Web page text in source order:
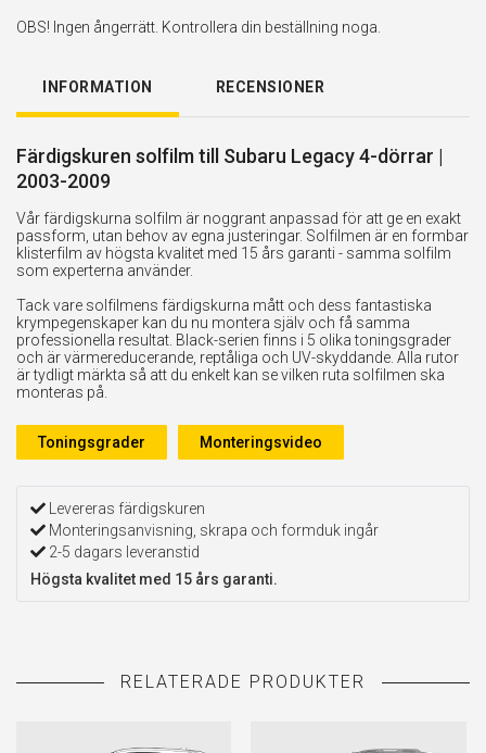
OBS! Ingen ångerrätt. Kontrollera din beställning noga.
INFORMATION RECENSIONER
Färdigskuren solfilm till Subaru Legacy 4-dörrar |
2003-2009
Vår färdigskurna solfilm är noggrant anpassad för att ge en exakt
passform, utan behov av egna justeringar. Solfilmen är en formbar
klisterfilm av högsta kvalitet med 15 års garanti - samma solfilm
som experterna använder.
Tack vare solfilmens färdigskurna mått och dess fantastiska
krympegenskaper kan du nu montera själv och få samma
professionella resultat. Black-serien finns i 5 olika toningsgrader
och är värmereducerande, reptåliga och UV-skyddande. Alla rutor
är tydligt märkta så att du enkelt kan se vilken ruta solfilmen ska
monteras på.
Toningsgrader Monteringsvideo
Levereras färdigskuren
Monteringsanvisning, skrapa och formduk ingår
2-5 dagars leveranstid
Högsta kvalitet med 15 års garanti.